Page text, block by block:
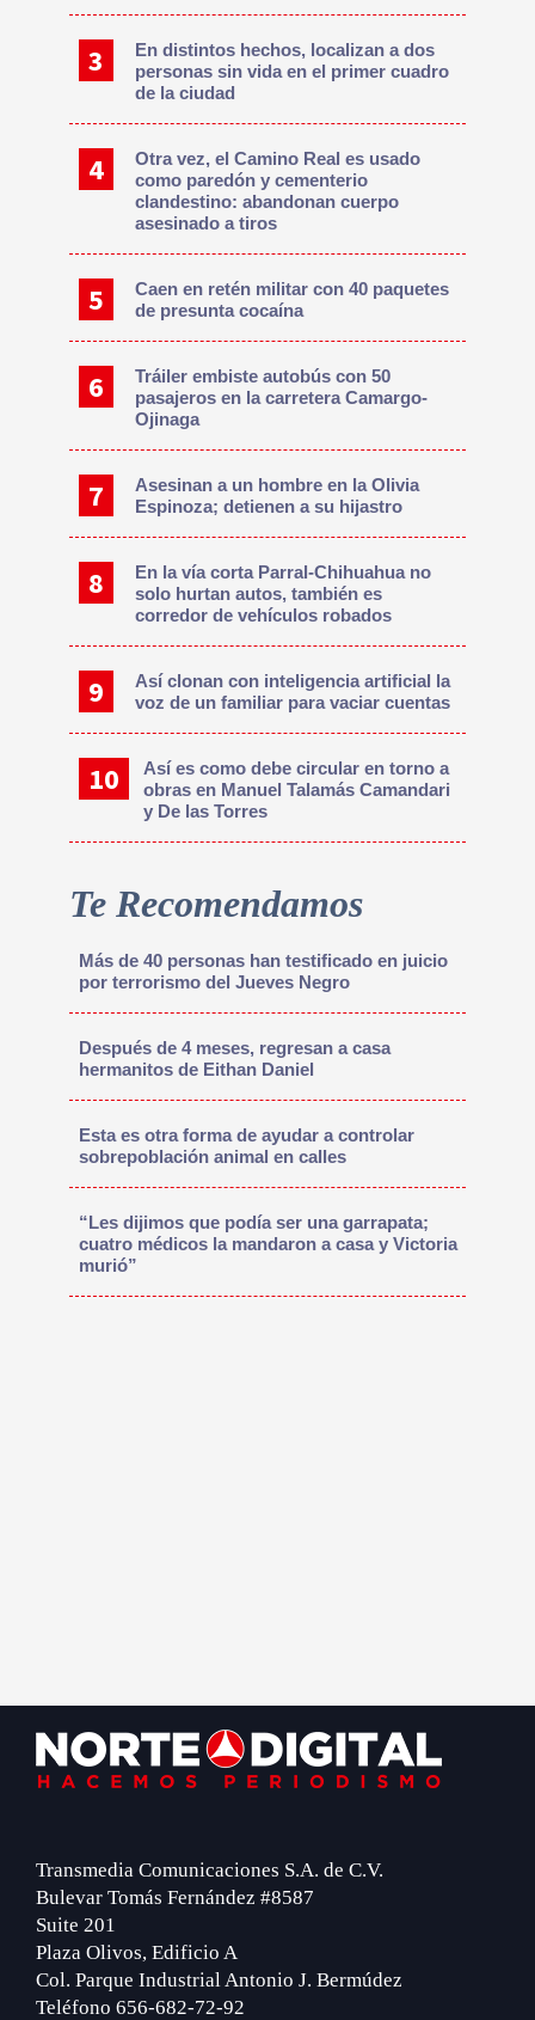
En distintos hechos, localizan a dos
personas sin vida en el primer cuadro
de la ciudad
Otra vez, el Camino Real es usado
como paredón y cementerio
clandestino: abandonan cuerpo
asesinado a tiros
Caen en retén militar con 40 paquetes
de presunta cocaína
Tráiler embiste autobús con 50
pasajeros en la carretera Camargo-
Ojinaga
Asesinan a un hombre en la Olivia
Espinoza; detienen a su hijastro
En la vía corta Parral-Chihuahua no
solo hurtan autos, también es
corredor de vehículos robados
Así clonan con inteligencia artificial la
voz de un familiar para vaciar cuentas
Así es como debe circular en torno a
obras en Manuel Talamás Camandari
y De las Torres
Te Recomendamos
Más de 40 personas han testificado en juicio
por terrorismo del Jueves Negro
Después de 4 meses, regresan a casa
hermanitos de Eithan Daniel
Esta es otra forma de ayudar a controlar
sobrepoblación animal en calles
“Les dijimos que podía ser una garrapata;
cuatro médicos la mandaron a casa y Victoria
murió”
Footer
Transmedia Comunicaciones S.A. de C.V.
Bulevar Tomás Fernández #8587
Suite 201
Plaza Olivos, Edificio A
Col. Parque Industrial Antonio J. Bermúdez
Teléfono 656-682-72-92